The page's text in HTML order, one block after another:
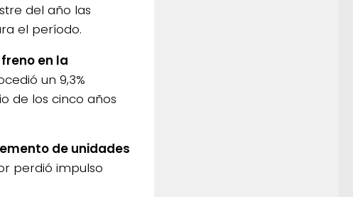
del año las
el período.
en la
un 9,3%
de los cinco años
de unidades
perdió impulso